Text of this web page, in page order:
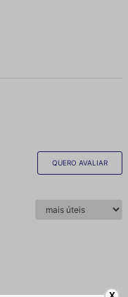
QUERO AVALIAR